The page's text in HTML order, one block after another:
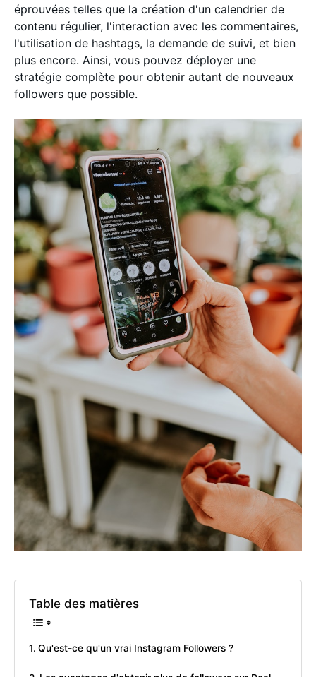
éprouvées telles que la création d'un calendrier de
contenu régulier, l'interaction avec les commentaires,
l'utilisation de hashtags, la demande de suivi, et bien
plus encore. Ainsi, vous pouvez déployer une
stratégie complète pour obtenir autant de nouveaux
followers que possible.
Table des matières
Qu'est-ce qu'un vrai Instagram Followers ?